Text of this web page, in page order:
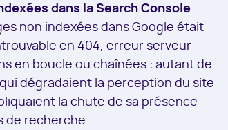
dans la Search Console
non indexées dans Google était
en 404, erreur serveur
en boucle ou chaînées : autant de
dégradaient la perception du site
la chute de sa présence
de recherche.